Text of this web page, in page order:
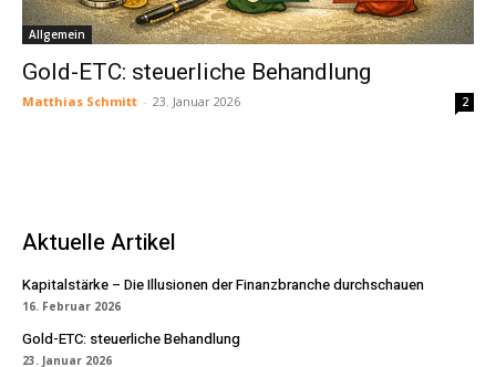
Allgemein
Gold-ETC: steuerliche Behandlung
Matthias Schmitt - 23. Januar 2026 2
Aktuelle Artikel
Kapitalstärke – Die Illusionen der Finanzbranche durchschauen
16. Februar 2026
Gold-ETC: steuerliche Behandlung
23. Januar 2026